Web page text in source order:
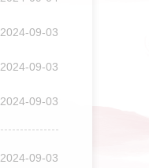
2024-09-03
2024-09-03
2024-09-03
2024-09-03